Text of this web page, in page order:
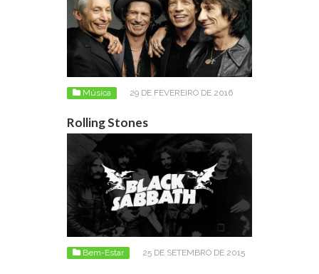
Música 29 DE FEVEREIRO DE 2016
Rolling Stones
Bem-Estar 25 DE SETEMBRO DE 2015